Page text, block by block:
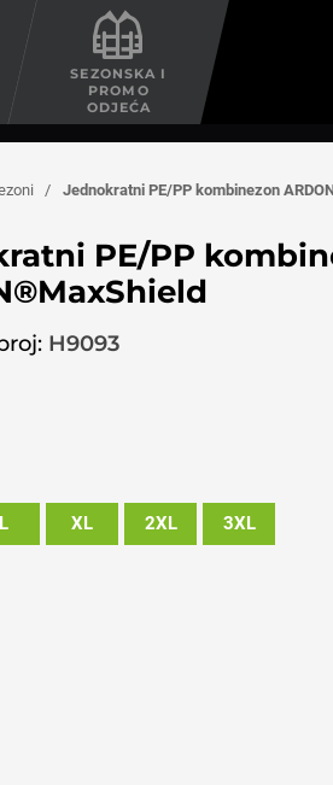
SEZONSKA I
PROMO
ODJEĆA
/ Jednokratni PE/PP kombinezon
PE/PP
H9093
L XL 2XL 3XL